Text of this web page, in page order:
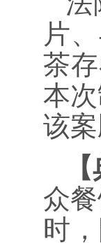
片
茶
本
该
众
时